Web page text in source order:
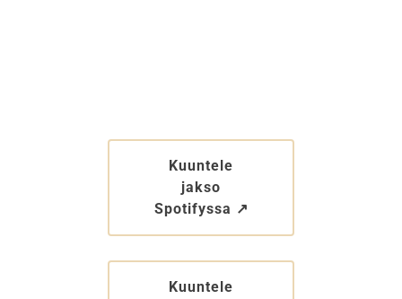
Kuuntele
jakso
Spotifyssa ↗︎
Kuuntele